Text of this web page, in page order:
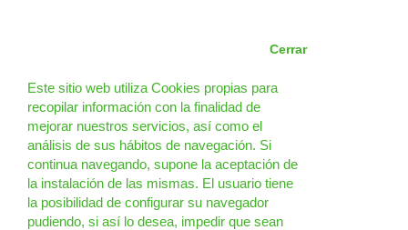
Este sitio web utiliza Cookies propias para
recopilar información con la finalidad de
mejorar nuestros servicios, así como el
análisis de sus hábitos de navegación. Si
continua navegando, supone la aceptación de
la instalación de las mismas. El usuario tiene
la posibilidad de configurar su navegador
pudiendo, si así lo desea, impedir que sean
Cerrar